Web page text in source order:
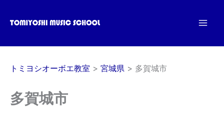
ス
トミヨシオーボエ教室 宮城県 多賀城市
多賀城市